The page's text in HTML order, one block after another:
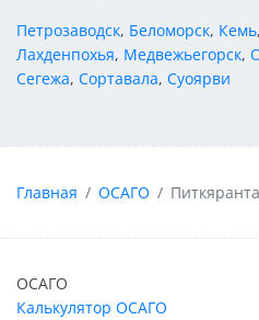
Петрозаводск, Беломорск, Кемь,
Лахденпохья, Медвежьегорск,
Сегежа, Сортавала, Суоярви
Главная ОСАГО Питкяранта
ОСАГО
Калькулятор ОСАГО